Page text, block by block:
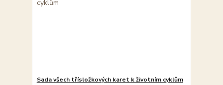
Sada všech třísložkových karet k životním cyklům